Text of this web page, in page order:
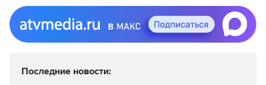
Последние новости: